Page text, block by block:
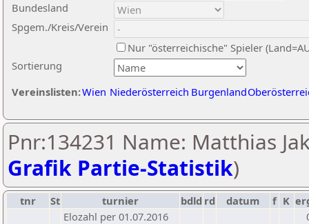
Sortierung
Bundesland
Spgem./Kreis/Verein
Nur "österreichische" Spieler
Vereinslisten:Wien Niederösterreich Burgenland
Pnr:134231 Name: Matthias
Grafik Partie-Statistik)
tnr St turnier bdld rd datum f K
Elozahl per 01.07.2016